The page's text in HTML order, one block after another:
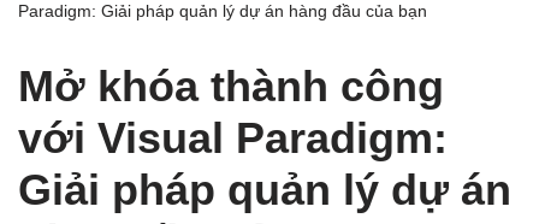
Paradigm: Giải pháp quản lý dự án hàng đầu của bạn
Mở khóa thành công
với Visual Paradigm:
Giải pháp quản lý dự án